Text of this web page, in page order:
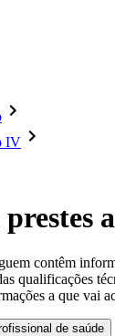
de Infeções
e Urologia
Imprensa
IV
contêm
qualificações
a que vai
de saúde